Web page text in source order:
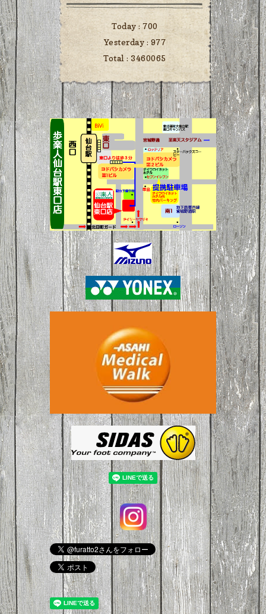
Today :700
Yesterday : 977
Total : 3460065